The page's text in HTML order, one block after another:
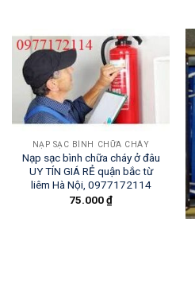
NẠP SẠC BÌNH CHỮA CHÁY
Nạp sạc bình chữa cháy ở đâu
UY TÍN GIÁ RẺ quận bắc từ
liêm Hà Nội, 0977172114
75.000₫